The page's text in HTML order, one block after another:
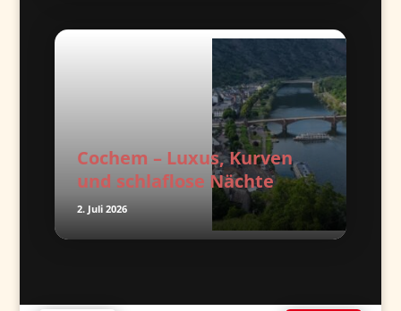
Cochem – Luxus, Kurven
und schlaflose Nächte
2. Juli 2026